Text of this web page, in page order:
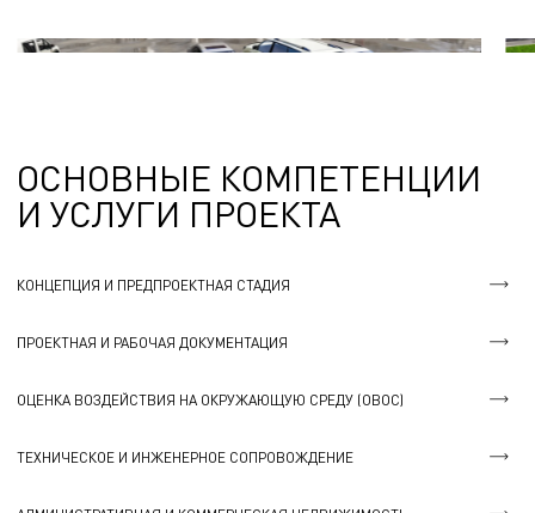
ОСНОВНЫЕ КОМПЕТЕНЦИИ
И УСЛУГИ ПРОЕКТА
КОНЦЕПЦИЯ И ПРЕДПРОЕКТНАЯ СТАДИЯ
ПРОЕКТНАЯ И РАБОЧАЯ ДОКУМЕНТАЦИЯ
ОЦЕНКА ВОЗДЕЙСТВИЯ НА ОКРУЖАЮЩУЮ СРЕДУ (ОВОС)
ТЕХНИЧЕСКОЕ И ИНЖЕНЕРНОЕ СОПРОВОЖДЕНИЕ